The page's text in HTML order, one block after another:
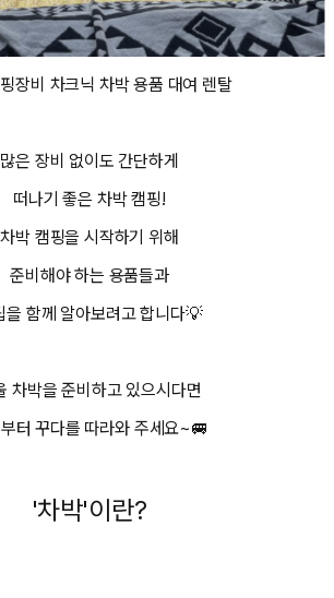
장비 차크닉 차박 용품 대여 렌탈
많은 장비 없이도 간단하게
떠나기 좋은 차박 캠핑!
차박 캠핑을 시작하기 위해
준비해야 하는 용품들과
을 함께 알아보려고 합니다💡
차박을 준비하고 있으시다면
터 꾸다를 따라와 주세요~🚐
'차박'이란?